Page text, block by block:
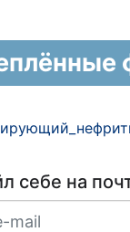
себе на